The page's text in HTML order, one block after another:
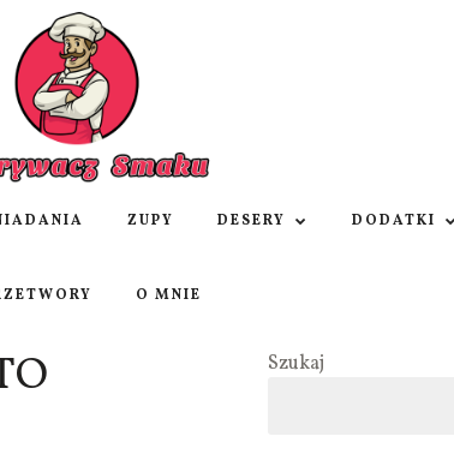
ZUPY DESERY DODATKI
O MNIE
Szukaj